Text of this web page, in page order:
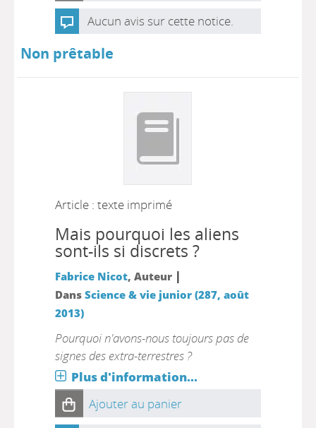
Aucun avis sur cette notice.
Non prêtable
Article : texte imprimé
Mais pourquoi les aliens
sont-ils si discrets ?
Fabrice Nicot, Auteur |
Dans Science & vie junior (287, août
2013)
Pourquoi n'avons-nous toujours pas de
signes des extra-terrestres ?
Plus d'information...
Ajouter au panier